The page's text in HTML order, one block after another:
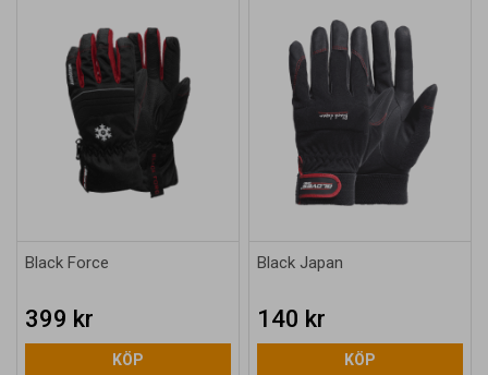
Black Force
399 kr
KÖP
Black Japan
140 kr
KÖP